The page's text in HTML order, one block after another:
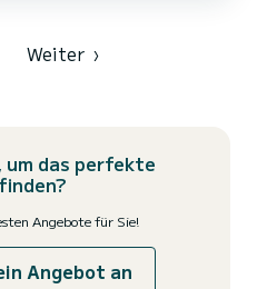
Weiter ›
um das perfekte
Angebote für Sie!
Angebot an